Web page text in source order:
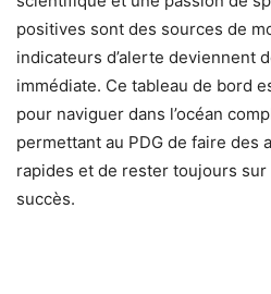
positives sont des sources de
indicateurs d’alerte deviennent
immédiate. Ce tableau de bord
pour naviguer dans l’océan
permettant au PDG de faire des
rapides et de rester toujours
succès.